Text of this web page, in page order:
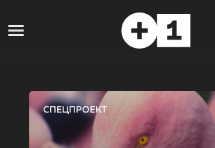
СПЕЦПРОЕКТ